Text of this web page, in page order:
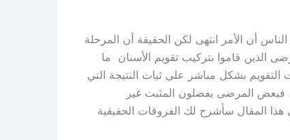
أن الأمر انتهى لكن الحقيقة أن المرحلة
الذين قاموا بتركيب تقويم الأسنان ما
التقويم بشكل مباشر على ثبات النتيجة التي
المرضى يفضلون المثبت غير
هذا المقال سأشرح لك الفروقات الحقيقية